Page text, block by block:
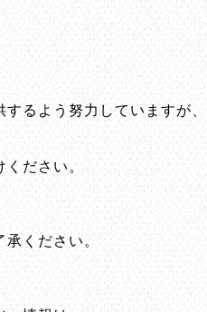
するよう努力していますが、
ください。
承ください。